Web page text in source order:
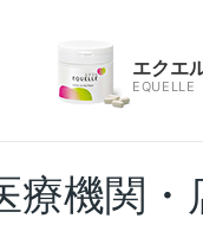
エクエ
EQUELLE
療機関・